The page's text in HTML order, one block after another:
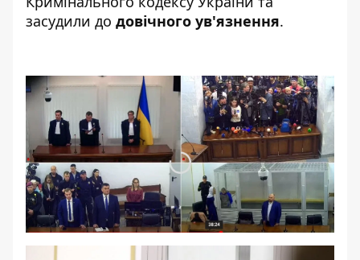
засудили до довічного ув'язнення.